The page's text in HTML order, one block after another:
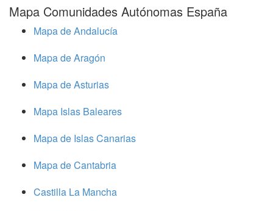
Mapa Comunidades Autónomas España
Mapa de Andalucía
Mapa de Aragón
Mapa de Asturias
Mapa Islas Baleares
Mapa de Islas Canarias
Mapa de Cantabria
Castilla La Mancha